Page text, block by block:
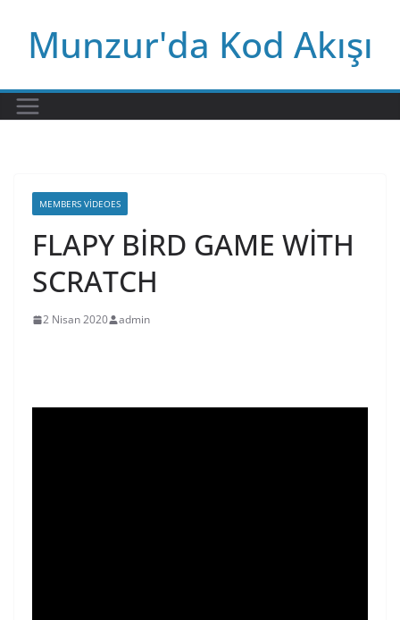
contentMunzur'da Kod Akışı
MEMBERS VIDEOES
FLAPY BİRD GAME WİTH
SCRATCH
2 Nisan 2020 admin